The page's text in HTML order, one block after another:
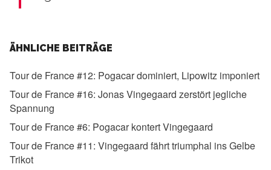
ÄHNLICHE BEITRÄGE
Tour de France #12: Pogacar dominiert, Lipowitz imponiert
Tour de France #16: Jonas Vingegaard zerstört jegliche
Spannung
Tour de France #6: Pogacar kontert Vingegaard
Tour de France #11: Vingegaard fährt triumphal ins Gelbe
Trikot